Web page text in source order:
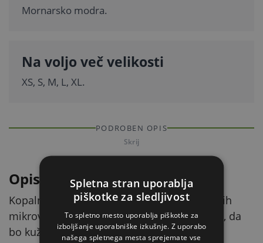
Mornarsko modra.
Na voljo več velikosti
XS, S, M, L, XL.
PODROBEN OPIS
Skrij
Opis izdelka
Kopalni plašč za pse je izdelan iz kakovostnih
mikrovlaken. Dobro odvaja vlago in poskrbi, da
bo kužku toplo po sprehodu ali po kopanju.
Spletna stran uporablja
piškotke za sledljivost
To spletno mesto uporablja piškotke za
izboljšanje uporabniške izkušnje. Z uporabo
našega spletnega mesta sprejemate vse